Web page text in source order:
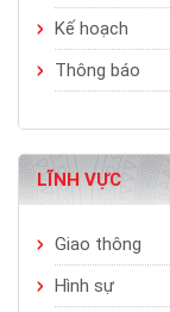
Kế hoạch
Thông báo
LĨNH VỰC
Giao thông
Hình sự